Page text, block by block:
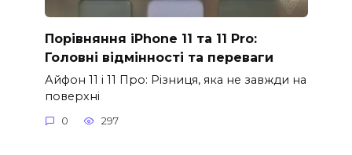
Порівняння iPhone 11 та 11 Pro:
Головні відмінності та переваги
Айфон 11 і 11 Про: Різниця, яка не завжди на
поверхні
0 297